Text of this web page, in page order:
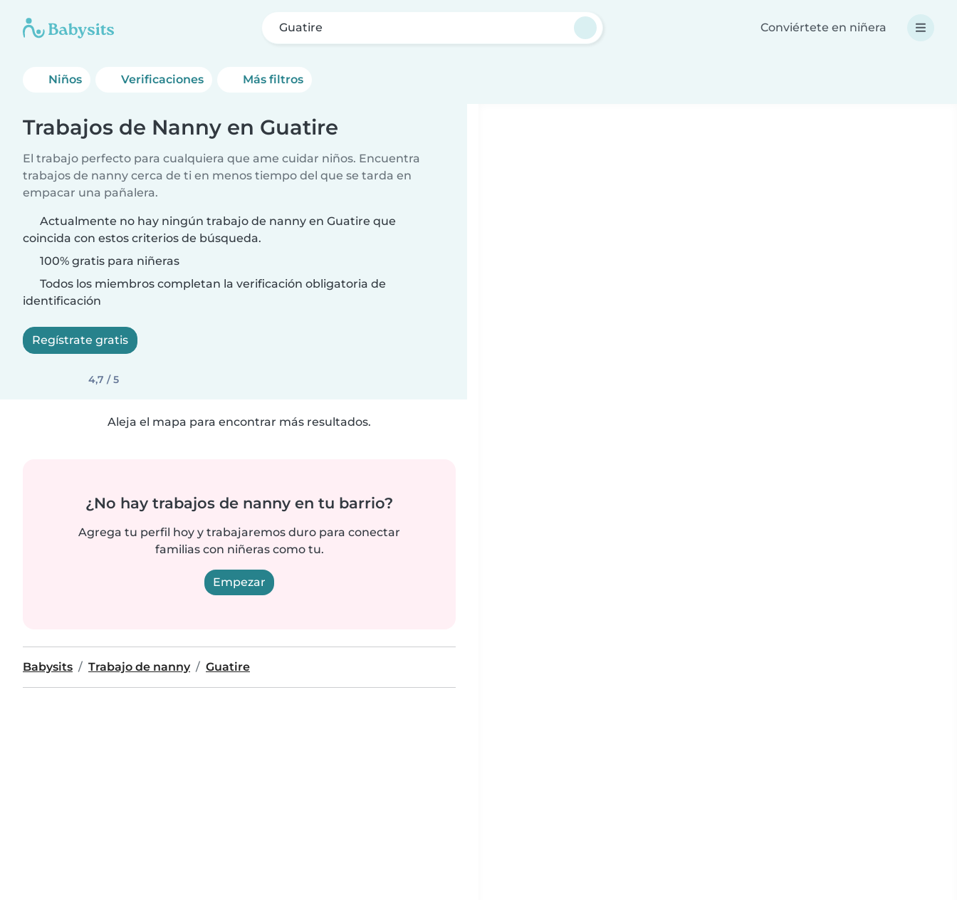
Guatire Conviértete en niñera
Niños Verificaciones Más filtros
Trabajos de Nanny en Guatire
El trabajo perfecto para cualquiera que ame cuidar niños. Encuentra
trabajos de nanny cerca de ti en menos tiempo del que se tarda en
empacar una pañalera.
Actualmente no hay ningún trabajo de nanny en Guatire que
coincida con estos criterios de búsqueda.
100% gratis para niñeras
Todos los miembros completan la verificación obligatoria de
identificación
Regístrate gratis
4,7 / 5
Aleja el mapa para encontrar más resultados.
¿No hay trabajos de nanny en tu barrio?
Agrega tu perfil hoy y trabajaremos duro para conectar
familias con niñeras como tu.
Empezar
Babysits Trabajo de nanny Guatire